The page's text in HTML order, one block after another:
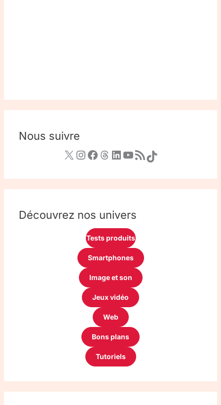
Nous suivre
Découvrez nos univers
Tests produits
Smartphones
Image et son
Jeux vidéo
Web
Bons plans
Tutoriels